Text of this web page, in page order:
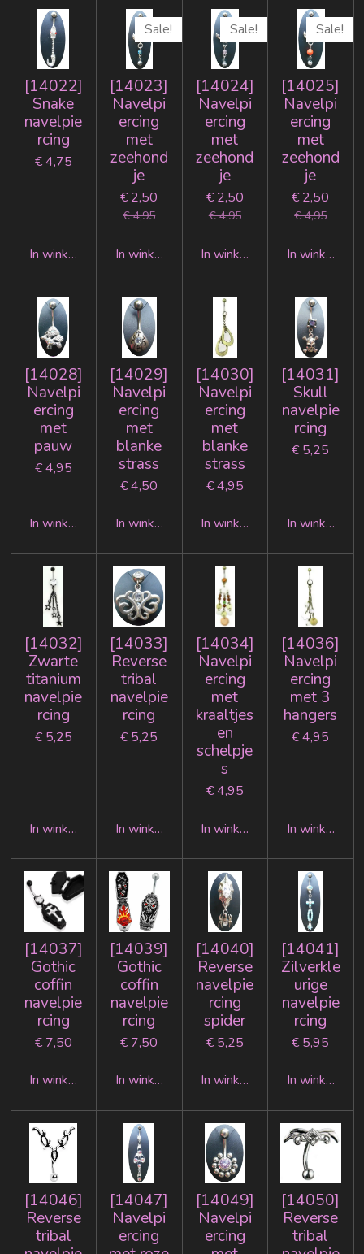
[14022]
Snake
navelpie
rcing
€ 4,75
In winkelwagen
Sale!
[14023]
Navelpi
ercing
met
zeehond
je
€ 2,50
€ 4,95
In winkelwagen
Sale!
[14024]
Navelpi
ercing
met
zeehond
je
€ 2,50
€ 4,95
In winkelwagen
Sale!
[14025]
Navelpi
ercing
met
zeehond
je
€ 2,50
€ 4,95
In
[14028]
Navelpi
ercing
met
pauw
€ 4,95
In winkelwagen
[14029]
Navelpi
ercing
met
blanke
strass
€ 4,50
In winkelwagen
[14030]
Navelpi
ercing
met
blanke
strass
€ 4,95
In winkelwagen
[14031]
Skull
navelpie
rcing
€ 5,25
In
[14032]
Zwarte
titanium
navelpie
rcing
€ 5,25
In winkelwagen
[14033]
Reverse
tribal
navelpie
rcing
€ 5,25
In winkelwagen
[14034]
Navelpi
ercing
met
kraaltjes
en
schelpje
s
€ 4,95
In winkelwagen
[14036]
Navelpi
ercing
met 3
hangers
€ 4,95
In
[14037]
Gothic
coffin
navelpie
rcing
€ 7,50
In winkelwagen
[14039]
Gothic
coffin
navelpie
rcing
€ 7,50
In winkelwagen
[14040]
Reverse
navelpie
rcing
spider
€ 5,25
In winkelwagen
[14041]
Zilverkle
urige
navelpie
rcing
€ 5,95
In
[14046]
Reverse
tribal
[14047]
Navelpi
ercing
[14049]
Navelpi
ercing
[14050]
Reverse
tribal